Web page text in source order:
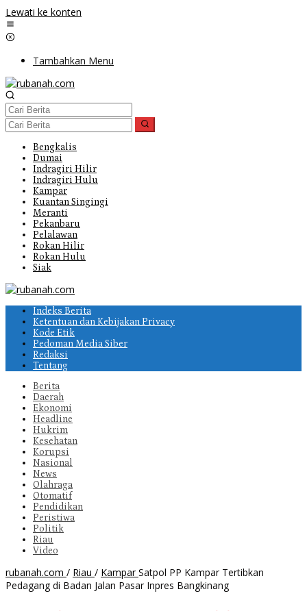
Lewati ke konten
Tambahkan Menu
Bengkalis
Dumai
Indragiri Hilir
Indragiri Hulu
Kampar
Kuantan Singingi
Meranti
Pekanbaru
Pelalawan
Rokan Hilir
Rokan Hulu
Siak
Indeks Berita
Ketentuan dan Kebijakan Privacy
Kode Etik
Pedoman Media Siber
Redaksi
Tentang
Berita
Daerah
Ekonomi
Headline
Hukrim
Kesehatan
Korupsi
Nasional
News
Olahraga
Otomatif
Pendidikan
Peristiwa
Politik
Riau
Video
rubanah.com / Riau / Kampar Satpol PP Kampar Tertibkan
Pedagang di Badan Jalan Pasar Inpres Bangkinang